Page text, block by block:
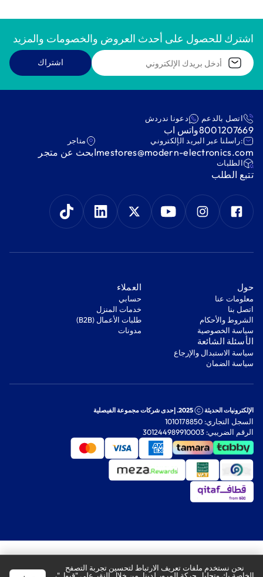
اشترك للحصول على أحدث العروض والخصومات والمزيد
اشتراك
اتصل بالدعم
8001207669
دعونا ندردش
واتس اب
:راسلنا عبر البريد الإلكتروني
mestores@modern-electronics.com
متاجر
ابحث عن متجر
‫الطلبات‬
‫تتبع الطلب‬
‫حول‬
معلومات عنا
اتصل بنا
‫الشروط والأحكام‬
‫سياسة الخصوصية‬
‫العملاء‬
‫حسابي‬
‫خدمات المنزل‬
‫طلبات الأعمال (B2B)‬
مدونات
‫الأسئلة الشائعة‬
‫سياسة الاستبدال والإرجاع‬
‫سياسة الضمان‬
الإلكترونيات الحديثة 2025. إحدى شركات مجموعة الفيصلية
السجل التجاري: 1010178850
الرقم الضريبي: 301244989910003
نحن نستخدم ملفات تعريف الارتباط لتحسين تجربة التصفح